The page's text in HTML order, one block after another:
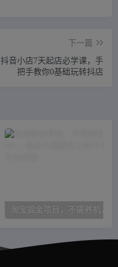
下一篇
抖音小店7天起店必学课，手
把手教你0基础玩转抖店